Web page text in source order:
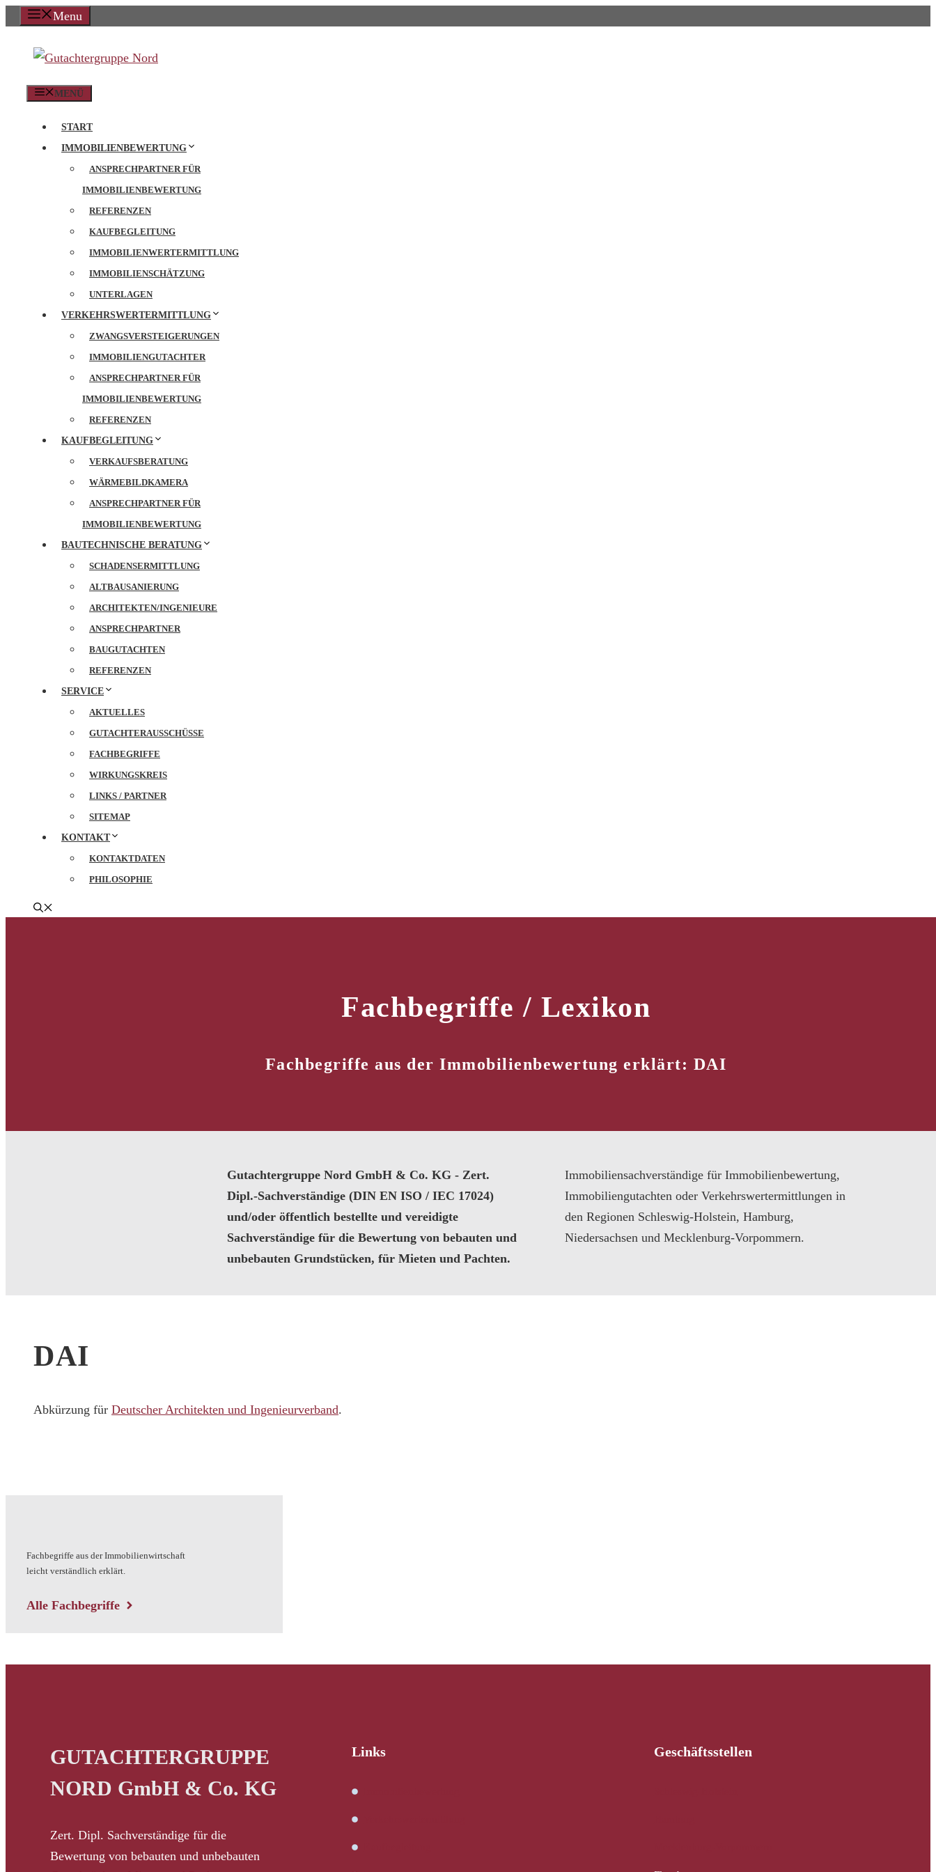
Zum
springen
Menu
MENÜ
START
IMMOBILIENBEWERTUNG
ANSPRECHPARTNER FÜR
IMMOBILIENBEWERTUNG
REFERENZEN
KAUFBEGLEITUNG
IMMOBILIENWERTERMITTLUNG
IMMOBILIENSCHÄTZUNG
UNTERLAGEN
VERKEHRSWERTERMITTLUNG
ZWANGSVERSTEIGERUNGEN
IMMOBILIENGUTACHTER
ANSPRECHPARTNER FÜR
IMMOBILIENBEWERTUNG
REFERENZEN
KAUFBEGLEITUNG
VERKAUFSBERATUNG
WÄRMEBILDKAMERA
ANSPRECHPARTNER FÜR
IMMOBILIENBEWERTUNG
BAUTECHNISCHE BERATUNG
SCHADENSERMITTLUNG
ALTBAUSANIERUNG
ARCHITEKTEN/INGENIEURE
ANSPRECHPARTNER
BAUGUTACHTEN
REFERENZEN
SERVICE
AKTUELLES
GUTACHTERAUSSCHÜSSE
FACHBEGRIFFE
WIRKUNGSKREIS
LINKS / PARTNER
SITEMAP
KONTAKT
KONTAKTDATEN
PHILOSOPHIE
Fachbegriffe / Lexikon
Fachbegriffe aus der Immobilienbewertung erklärt: DAI
Gutachtergruppe Nord GmbH & Co. KG - Zert.
Dipl.-Sachverständige (DIN EN ISO / IEC 17024)
und/oder öffentlich bestellte und vereidigte
Sachverständige für die Bewertung von bebauten und
unbebauten Grundstücken, für Mieten und Pachten.
Immobiliensachverständige für Immobilienbewertung,
Immobiliengutachten oder Verkehrswertermittlungen in
den Regionen Schleswig-Holstein, Hamburg,
Niedersachsen und Mecklenburg-Vorpommern.
DAI
Abkürzung für Deutscher Architekten und Ingenieurverband.
Fachbegriffe aus der Immobilienwirtschaft
leicht verständlich erklärt.
Alle Fachbegriffe
GUTACHTERGRUPPE
NORD GmbH & Co. KG
Zert. Dipl. Sachverständige für die
Bewertung von bebauten und unbebauten
Links Geschäftsstellen